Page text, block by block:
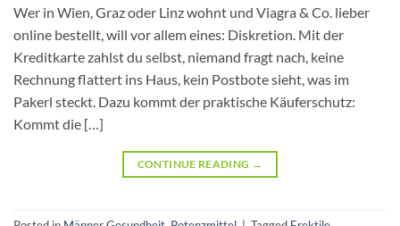
Wer in Wien, Graz oder Linz wohnt und Viagra & Co. lieber
online bestellt, will vor allem eines: Diskretion. Mit der
Kreditkarte zahlst du selbst, niemand fragt nach, keine
Rechnung flattert ins Haus, kein Postbote sieht, was im
Pakerl steckt. Dazu kommt der praktische Käuferschutz:
Kommt die […]
CONTINUE READING →